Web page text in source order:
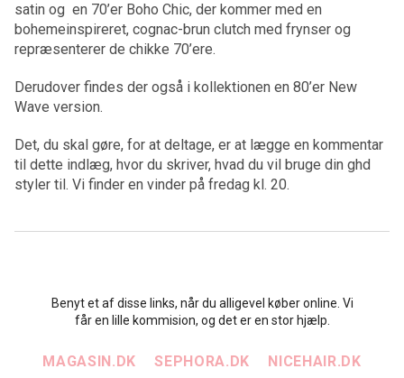
satin og en 70’er Boho Chic, der kommer med en
bohemeinspireret, cognac-brun clutch med frynser og
repræsenterer de chikke 70’ere.
Derudover findes der også i kollektionen en 80’er New
Wave version.
Det, du skal gøre, for at deltage, er at lægge en kommentar
til dette indlæg, hvor du skriver, hvad du vil bruge din ghd
styler til. Vi finder en vinder på fredag kl. 20.
Benyt et af disse links, når du alligevel køber online. Vi
får en lille kommision, og det er en stor hjælp.
MAGASIN.DK SEPHORA.DK
NICEHAIR.DK